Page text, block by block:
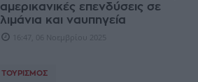
αμερικανικές επενδύσεις σε
λιμάνια και ναυπηγεία
16:47, 06 Νοεμβρίου 2025
ΤΟΥΡΙΣΜΌΣ